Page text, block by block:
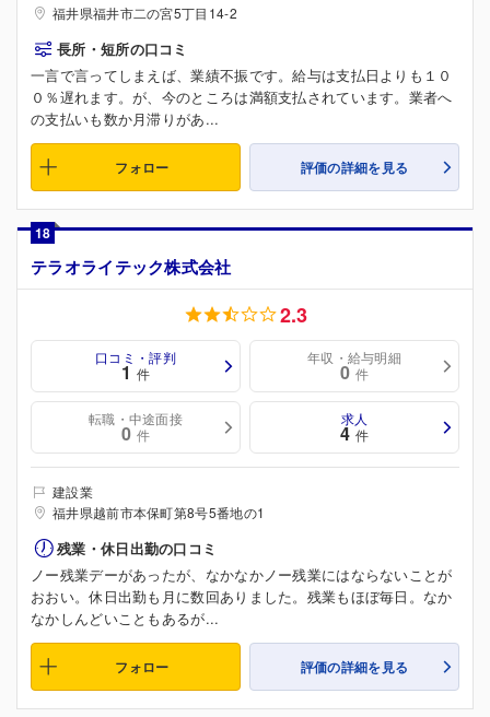
福井県福井市二の宮5丁目14-2
長所・短所の口コミ
一言で言ってしまえば、業績不振です。給与は支払日よりも１０
０％遅れます。が、今のところは満額支払されています。業者へ
の支払いも数か月滞りがあ...
フォロー 評価の詳細を見る
18
テラオライテック株式会社
2.3
口コミ・評判
1 件
年収・給与明細
0 件
転職・中途面接
0 件
求人
4 件
建設業
福井県越前市本保町第8号5番地の1
残業・休日出勤の口コミ
ノー残業デーがあったが、なかなかノー残業にはならないことが
おおい。休日出勤も月に数回ありました。残業もほぼ毎日。なか
なかしんどいこともあるが...
フォロー 評価の詳細を見る